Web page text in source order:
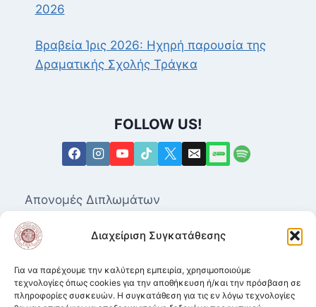
Διαχείριση Συγκατάθεσης
Για να παρέχουμε την καλύτερη εμπειρία, χρησιμοποιούμε
τεχνολογίες όπως cookies για την αποθήκευση ή/και την πρόσβαση σε
πληροφορίες συσκευών. Η συγκατάθεση για τις εν λόγω τεχνολογίες
2026
Βραβεία Ίρις 2026: Ηχηρή παρουσία της
Δραματικής Σχολής Τράγκα
FOLLOW US!
Απονομές Διπλωμάτων
Επαγγελματικά Δικαιώματα για τις Ανώτερες
Δραματικές Σχολές
Μητρώο Καλλιτεχνών
Ισοτιμία αποφοίτων από Δραματικές Σχολές.